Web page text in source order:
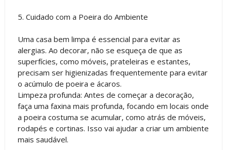
5. Cuidado com a Poeira do Ambiente
Uma casa bem limpa é essencial para evitar as
alergias. Ao decorar, não se esqueça de que as
superfícies, como móveis, prateleiras e estantes,
precisam ser higienizadas frequentemente para evitar
o acúmulo de poeira e ácaros.
Limpeza profunda: Antes de começar a decoração,
faça uma faxina mais profunda, focando em locais onde
a poeira costuma se acumular, como atrás de móveis,
rodapés e cortinas. Isso vai ajudar a criar um ambiente
mais saudável.